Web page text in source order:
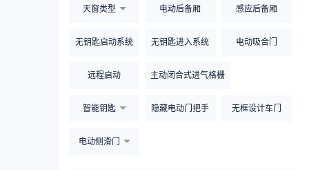
天窗类型 电动后备厢 感应后备厢
无钥匙启动系统 无钥匙进入系统 电动吸合门
远程启动 主动闭合式进气格栅
智能钥匙 隐藏电动门把手 无框设计车门
电动侧滑门